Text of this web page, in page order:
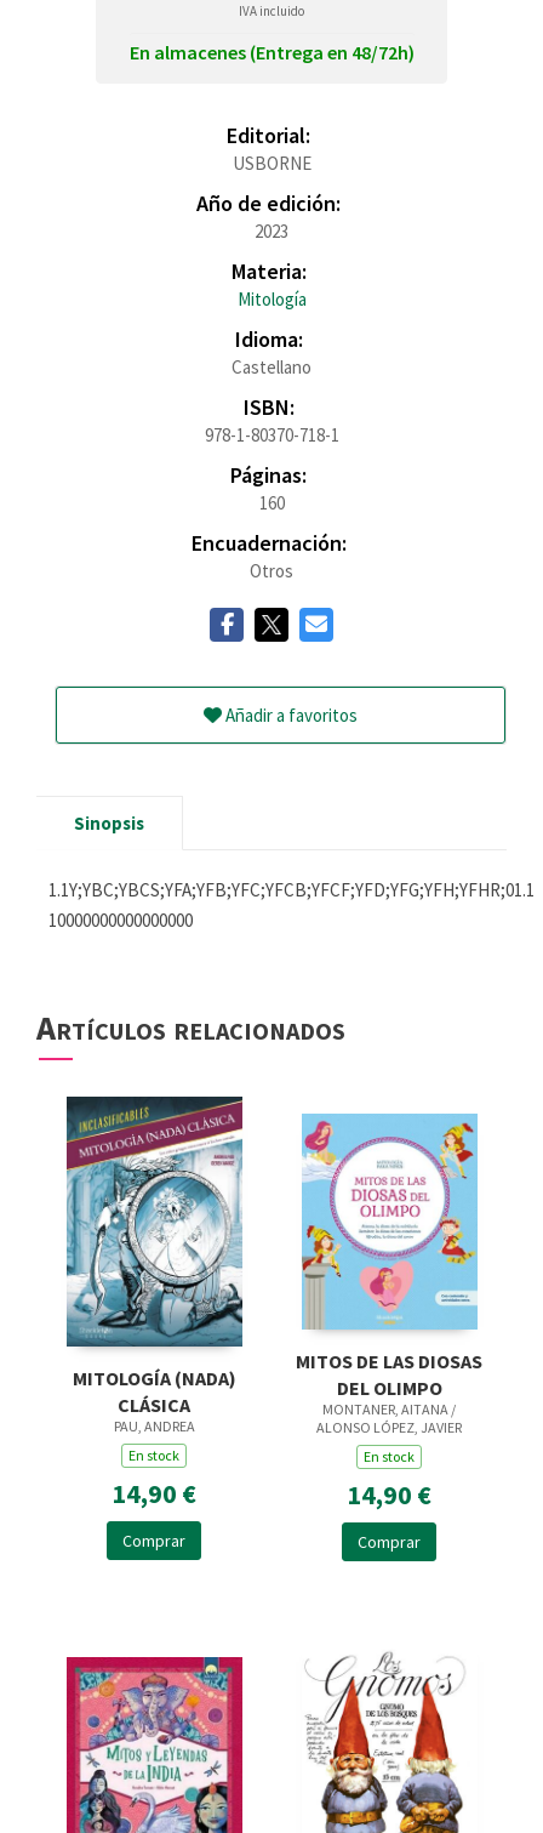
IVA incluido
En almacenes (Entrega en 48/72h)
Editorial:
USBORNE
Año de edición:
2023
Materia:
Mitología
Idioma:
Castellano
ISBN:
978-1-80370-718-1
Páginas:
160
Encuadernación:
Otros
Añadir a favoritos
Sinopsis
1.1Y;YBC;YBCS;YFA;YFB;YFC;YFCB;YFCF;YFD;YFG;YFH;YFHR;01.1
10000000000000000
Artículos relacionados
MITOLOGÍA (NADA)
CLÁSICA
PAU, ANDREA
En stock
14,90 €
Comprar
MITOS DE LAS DIOSAS
DEL OLIMPO
MONTANER, AITANA /
ALONSO LÓPEZ, JAVIER
En stock
14,90 €
Comprar